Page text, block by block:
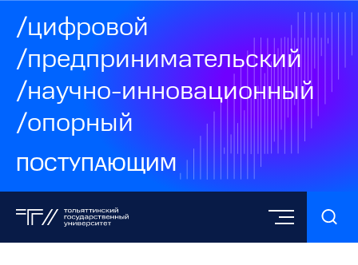
/цифровой
/предпринимательский
/научно-инновационный
/опорный
ПОСТУПАЮЩИМ